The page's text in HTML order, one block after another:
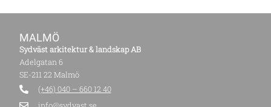
MALMÖ
Sydväst arkitektur & landskap AB
Adelgatan 6
SE-211 22 Malmö
(+46) 040 – 660 12 40